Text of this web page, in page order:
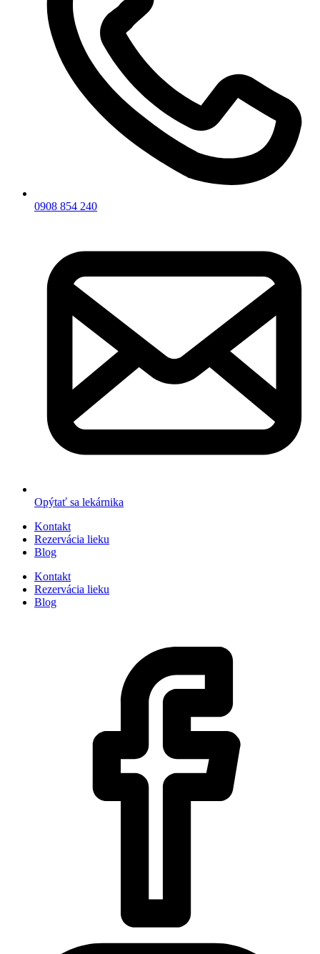
0908 854 240
Opýtať sa lekárnika
Kontakt
Rezervácia lieku
Blog
Kontakt
Rezervácia lieku
Blog